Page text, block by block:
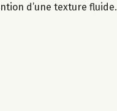
d’une texture fluide.